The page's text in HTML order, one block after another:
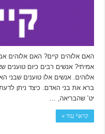
האם אלוהים קיים? האם אלוהים
אמיתי? אנשים רבים כיום טוענים
אלוהים. אנשים אלו טוענים שבני
ברא את בני האדם. כיצד ניתן
יט’ שהבריאה, …
קרא\י עוד »